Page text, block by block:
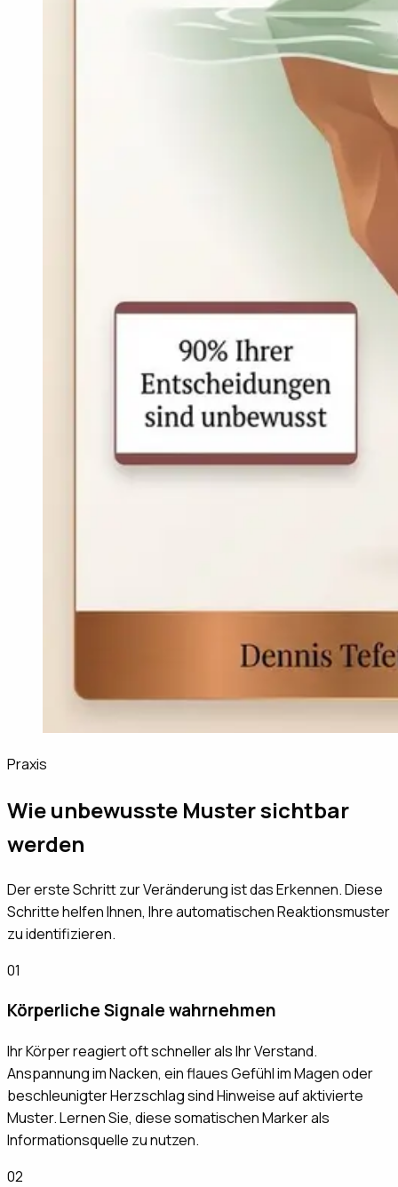
Praxis
Wie unbewusste Muster sichtbar
werden
Der erste Schritt zur Veränderung ist das Erkennen. Diese
Schritte helfen Ihnen, Ihre automatischen Reaktionsmuster
zu identifizieren.
01
Körperliche Signale wahrnehmen
Ihr Körper reagiert oft schneller als Ihr Verstand.
Anspannung im Nacken, ein flaues Gefühl im Magen oder
beschleunigter Herzschlag sind Hinweise auf aktivierte
Muster. Lernen Sie, diese somatischen Marker als
Informationsquelle zu nutzen.
02